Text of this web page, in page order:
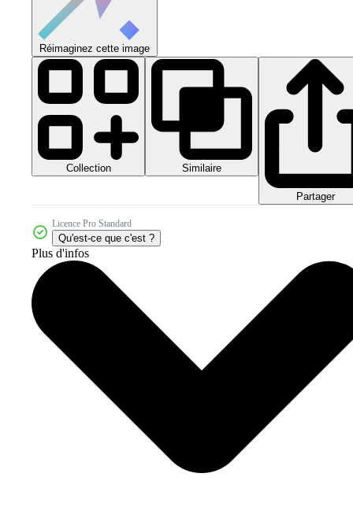
Réimaginez cette image
Collection Similaire
Partager
Licence Pro Standard
Qu'est-ce que c'est ?
Plus d'infos